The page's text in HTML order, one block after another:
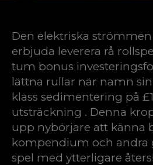
Den elektriska
erbjuda leverera rå
tum bonus
lättna rullar när namn
klass sedimentering på
utsträckning . Denna
upp nybörjare att känna
kompendium och andra
spel med ytterligare